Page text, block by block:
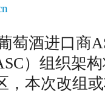
萄酒进口商
）组织架
，本次改组